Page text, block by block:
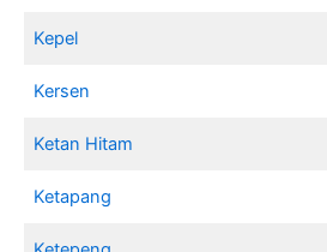
Kepel
Kersen
Ketan Hitam
Ketapang